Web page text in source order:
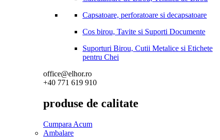
Capsatoare, perforatoare si decapsatoare
Cos birou, Tavite si Suporti Documente
Suporturi Birou, Cutii Metalice si Etichete
pentru Chei
office@elhor.ro
+40 771 619 910
produse de calitate
Cumpara Acum
Ambalare